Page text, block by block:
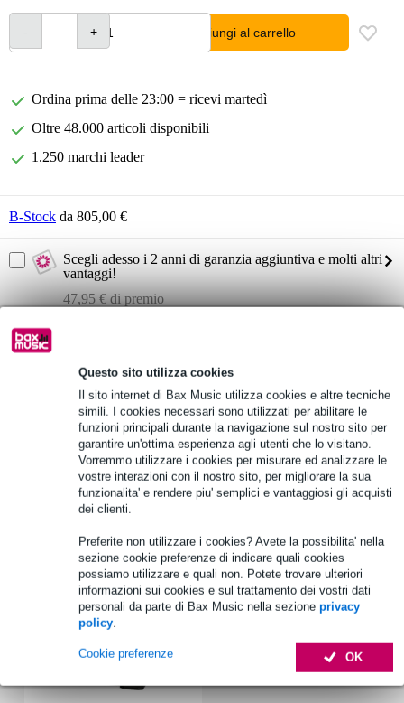
Questo sito utilizza cookies
Il sito internet di Bax Music utilizza cookies e altre tecniche
simili. I cookies necessari sono utilizzati per abilitare le
funzioni principali durante la navigazione sul nostro sito per
garantire un'ottima esperienza agli utenti che lo visitano.
Vorremmo utilizzare i cookies per misurare ed analizzare le
vostre interazioni con il nostro sito, per migliorare la sua
funzionalita' e rendere piu' semplici e vantaggiosi gli acquisti
dei clienti.
Preferite non utilizzare i cookies? Avete la possibilita' nella
sezione cookie preferenze di indicare quali cookies
possiamo utilizzare e quali non. Potete trovare ulteriori
informazioni sui cookies e sul trattamento dei vostri dati
personali da parte di Bax Music nella sezione privacy
policy.
OK
Cookie preferenze
Aggiungi al carrello
Ordina prima delle 23:00 = ricevi martedì
Oltre 48.000 articoli disponibili
1.250 marchi leader
B-Stock da 805,00 €
Scegli adesso i 2 anni di garanzia aggiuntiva e molti altri
vantaggi!
47,95 € di premio
Informazioni sul prodotto
HK Audio Polar 10 MK2
sistema PA a colonna
configurazione: 10 pollici + 6x 3 pollici + 1 pollice
Specifiche complete
Vedi anche (1)